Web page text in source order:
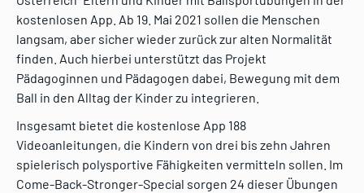
kostenlosen App. Ab 19. Mai 2021 sollen die Menschen
langsam, aber sicher wieder zurück zur alten Normalität
finden. Auch hierbei unterstützt das Projekt
Pädagoginnen und Pädagogen dabei, Bewegung mit dem
Ball in den Alltag der Kinder zu integrieren.
Insgesamt bietet die kostenlose App 188
Videoanleitungen, die Kindern von drei bis zehn Jahren
spielerisch polysportive Fähigkeiten vermitteln sollen. Im
Come-Back-Stronger-Special sorgen 24 dieser Übungen